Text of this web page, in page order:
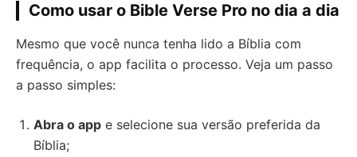
Como usar o Bible Verse Pro no dia a dia
Mesmo que você nunca tenha lido a Bíblia com
frequência, o app facilita o processo. Veja um passo
a passo simples:
Abra o app e selecione sua versão preferida da
Bíblia;